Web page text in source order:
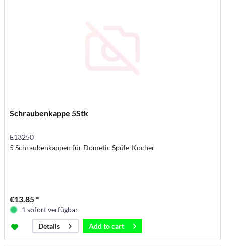
Schraubenkappe 5Stk
E13250
5 Schraubenkappen für Dometic Spüle-Kocher
€13.85 *
1 sofort verfügbar
Details
Add tocart